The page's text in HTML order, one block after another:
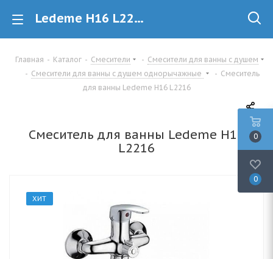
Ledeme H16 L2216 Смеситель для ванны купить в Минске
Главная - Каталог - Смесители - Смесители для ванны с душем
- Смесители для ванны с душем однорычажные - Смеситель
для ванны Ledeme H16 L2216
Смеситель для ванны Ledeme H16
L2216
ХИТ
0
0